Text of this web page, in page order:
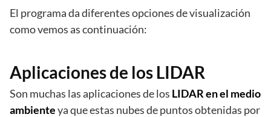
El programa da diferentes opciones de visualización
como vemos as continuación:
Aplicaciones de los LIDAR
Son muchas las aplicaciones de los LIDAR en el medio
ambienteya que estas nubes de puntos obtenidas por